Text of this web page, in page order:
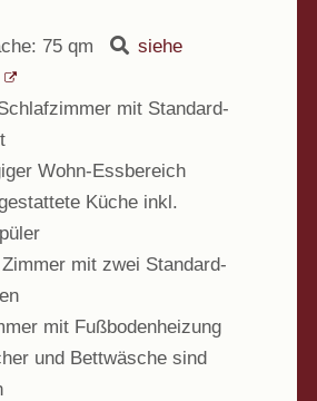
75 qm
siehe
mit Standard-
Wohn-Essbereich
Küche inkl.
mit zwei Standard-
mit Fußbodenheizung
und Bettwäsche sind